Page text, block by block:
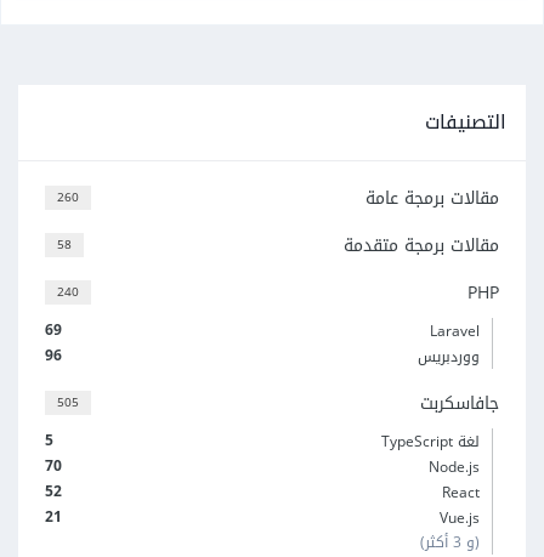
التصنيفات
260 مقالات برمجة عامة
58 مقالات برمجة متقدمة
240 PHP
69
Laravel
96
ووردبريس
505 جافاسكربت
5
لغة TypeScript
70
Node.js
52
React
21
Vue.js
(و 3 أكثر)